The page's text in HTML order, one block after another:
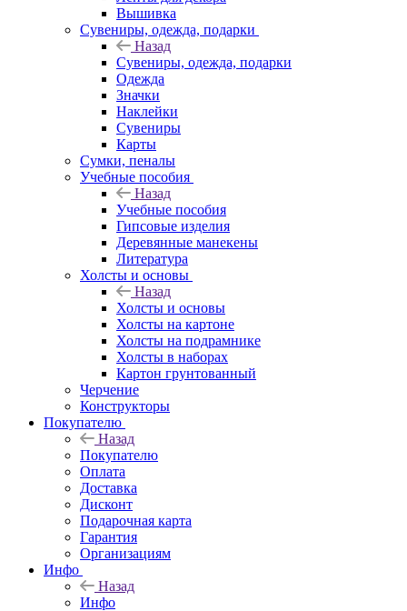
Вышивка
Сувениры, одежда, подарки
Назад
Сувениры, одежда, подарки
Одежда
Значки
Наклейки
Сувениры
Карты
Сумки, пеналы
Учебные пособия
Назад
Учебные пособия
Гипсовые изделия
Деревянные манекены
Литература
Холсты и основы
Назад
Холсты и основы
Холсты на картоне
Холсты на подрамнике
Холсты в наборах
Картон грунтованный
Черчение
Конструкторы
Покупателю
Назад
Покупателю
Оплата
Доставка
Дисконт
Подарочная карта
Гарантия
Организациям
Инфо
Назад
Инфо